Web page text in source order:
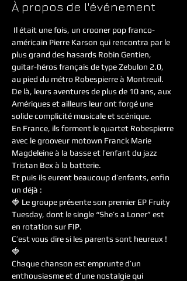
À propos de l'événement
Il était une fois, un crooner pop franco-
américain Pierre Karson qui rencontra par le
plus grand des hasards Robin Gentien,
guitar-héros français de type Zebulon 2.0,
au pied du métro Robespierre à Montreuil.
De là, leurs aventures de plus de 10 ans, aux
Amériques et ailleurs leur ont forgé une
solide complicité musicale et scénique.
En France, ils forment le quartet Robespierre
avec le grooveur motown Franck Marie
Magdeleine à la basse et l’enfant du jazz
Tristan Bex à la batterie.
Et puis ils eurent beaucoup d’enfants, enfin
un déjà :
🍓 Le groupe présente son premier EP Fruity
Tuesday, dont le single “She’s a Loner” est
en rotation sur FIP.
C’est vous dire si les parents sont heureux !
🍓
Chaque chanson est emprunte d’un
enthousiasme et d’une nostalgie qui